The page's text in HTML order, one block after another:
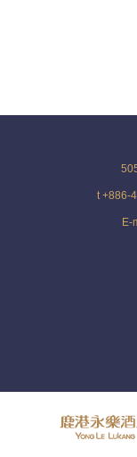
t +886-
E-